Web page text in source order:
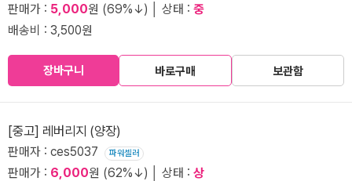
판매가 : 5,000원 (69%↓) │ 상태 : 중
배송비 : 3,500원
장바구니 바로구매 보관함
[중고] 레버리지 (양장)
판매자 : ces5037 파워셀러
판매가 : 6,000원 (62%↓) │ 상태 : 상